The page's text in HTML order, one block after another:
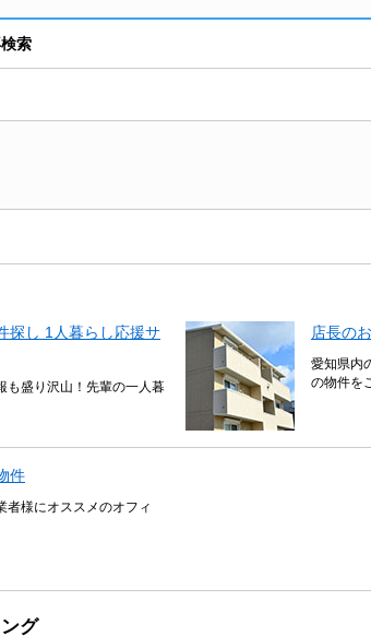
索
探し 1人暮らし応援サ
も盛り沢山！先輩の一人暮
店長の
愛知県内
の物件を
件
者様にオススメのオフィ
グ